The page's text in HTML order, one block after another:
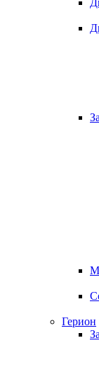
Герион